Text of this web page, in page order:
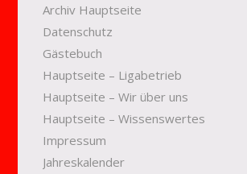
Archiv Hauptseite
Datenschutz
Gästebuch
Hauptseite – Ligabetrieb
Hauptseite – Wir über uns
Hauptseite – Wissenswertes
Impressum
Jahreskalender